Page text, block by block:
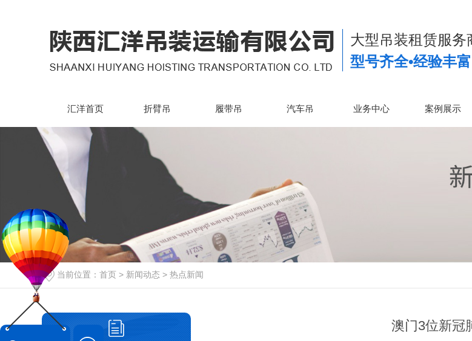
大型吊装租赁服务
型号齐全•经验丰富
汇洋首页 折臂吊 履带吊 汽车吊 业务中心 案例展示
当前位置： 首页 > 新闻动态 > 热点新闻
澳门3位新冠